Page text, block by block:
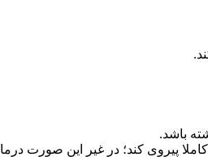
باشد.
پیروی کند؛ در غیر این صورت